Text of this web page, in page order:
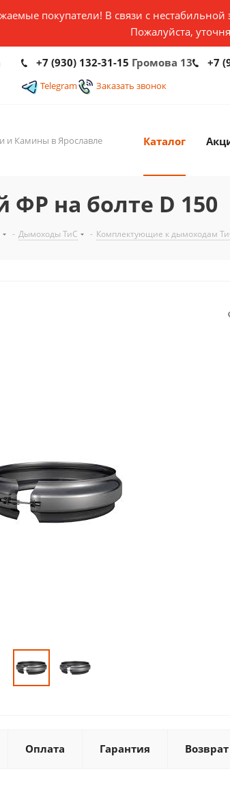
покупатели! В связи с
Пожалуйста,
+7 (930) 132-31-15 Громова 13 +7
Telegram Заказать звонок
и Камины в Ярославле Каталог
ФР на болте D 150
- Дымоходы ТиС - Комплектующие к дымоходам
Оплата Гарантия Возврат